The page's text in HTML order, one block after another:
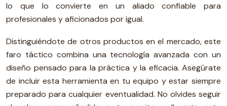
lo que lo convierte en un aliado confiable para
profesionales y aficionados por igual.
Distinguiéndote de otros productos en el mercado, este
faro táctico combina una tecnología avanzada con un
diseño pensado para la práctica y la eficacia. Asegúrate
de incluir esta herramienta en tu equipo y estar siempre
preparado para cualquier eventualidad. No olvides seguir